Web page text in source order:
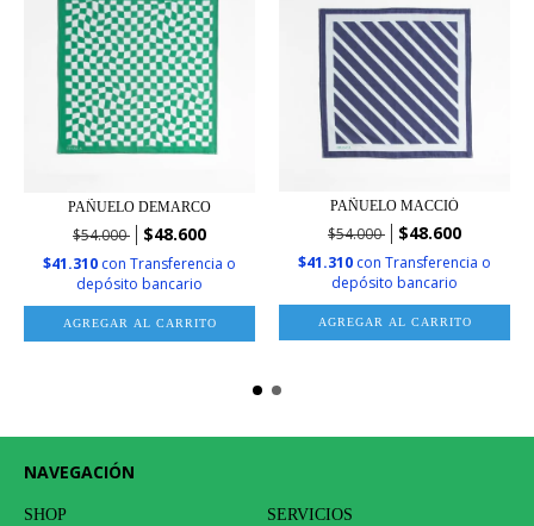
PAÑUELO DEMARCO
$54.000 $48.600
$41.310 con Transferencia o
depósito bancario
PAÑUELO MACCIÓ
$54.000 $48.600
$41.310 con Transferencia o
depósito bancario
NAVEGACIÓN
SHOP SERVICIOS